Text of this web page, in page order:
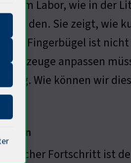
· Im Labor, wie in
den. Sie zeigt, wie
Der Fingerbügel ist
Werkzeuge anpassen
Wie können wir
Fortschritt ist